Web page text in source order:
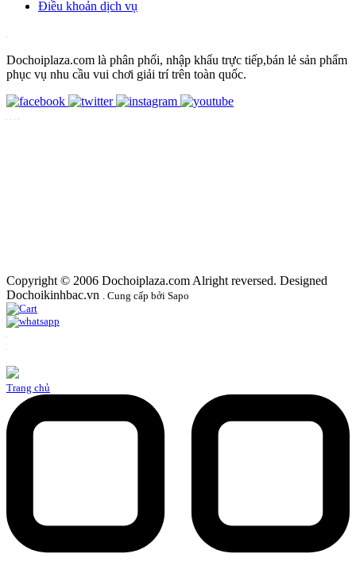
Điều khoản dịch vụ
Dochoiplaza.com là phân phối, nhập khẩu trực tiếp,bán lẻ sản phẩm
phục vụ nhu cầu vui chơi giải trí trên toàn quốc.
Copyright © 2006 Dochoiplaza.com Alright reversed. Designed
Dochoikinhbac.vn . Cung cấp bởi Sapo
Trang chủ